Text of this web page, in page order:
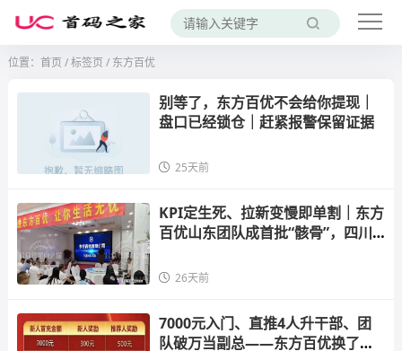
位置： 首页 /标签页 / 东方百优
别等了，东方百优不会给你提现｜
盘口已经锁仓｜赶紧报警保留证据
25天前
KPI定生死、拉新变慢即单割｜东方
百优山东团队成首批“骸骨”，四川
26天前
7000元入门、直推4人升干部、团
队破万当副总——东方百优换了个